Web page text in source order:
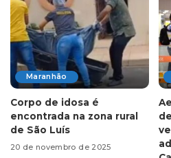
Maranhão
Corpo de idosa é
encontrada na zona rural
de São Luís
20 de novembro de 2025